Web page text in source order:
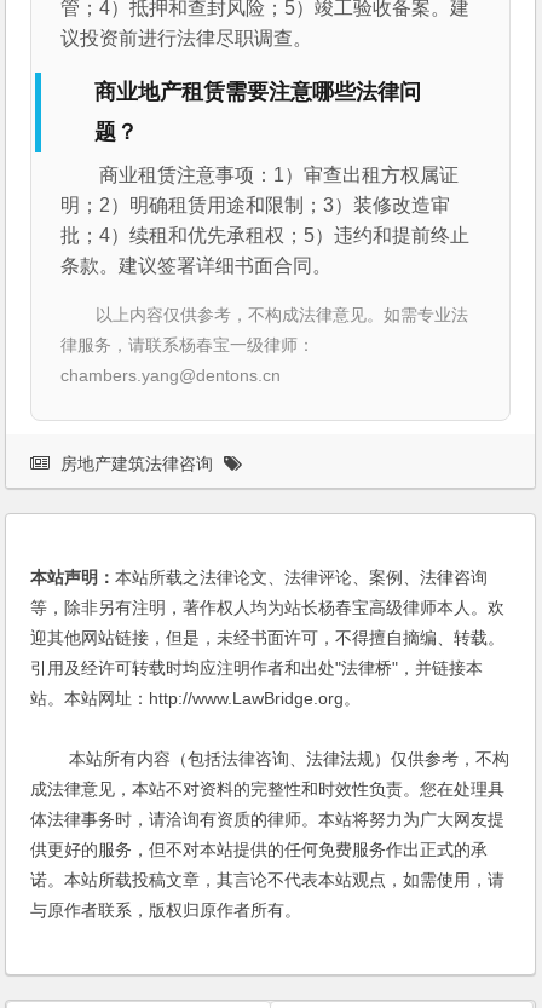
管；4）抵押和查封风险；5）竣工验收备案。建
议投资前进行法律尽职调查。
商业地产租赁需要注意哪些法律问
题？
商业租赁注意事项：1）审查出租方权属证
明；2）明确租赁用途和限制；3）装修改造审
批；4）续租和优先承租权；5）违约和提前终止
条款。建议签署详细书面合同。
以上内容仅供参考，不构成法律意见。如需专业法
律服务，请联系杨春宝一级律师：
chambers.yang@dentons.cn
房地产建筑法律咨询
本站声明：本站所载之法律论文、法律评论、案例、法律咨询
等，除非另有注明，著作权人均为站长杨春宝高级律师本人。欢
迎其他网站链接，但是，未经书面许可，不得擅自摘编、转载。
引用及经许可转载时均应注明作者和出处"法律桥"，并链接本
站。本站网址：http://www.LawBridge.org。
本站所有内容（包括法律咨询、法律法规）仅供参考，不构
成法律意见，本站不对资料的完整性和时效性负责。您在处理具
体法律事务时，请洽询有资质的律师。本站将努力为广大网友提
供更好的服务，但不对本站提供的任何免费服务作出正式的承
诺。本站所载投稿文章，其言论不代表本站观点，如需使用，请
与原作者联系，版权归原作者所有。